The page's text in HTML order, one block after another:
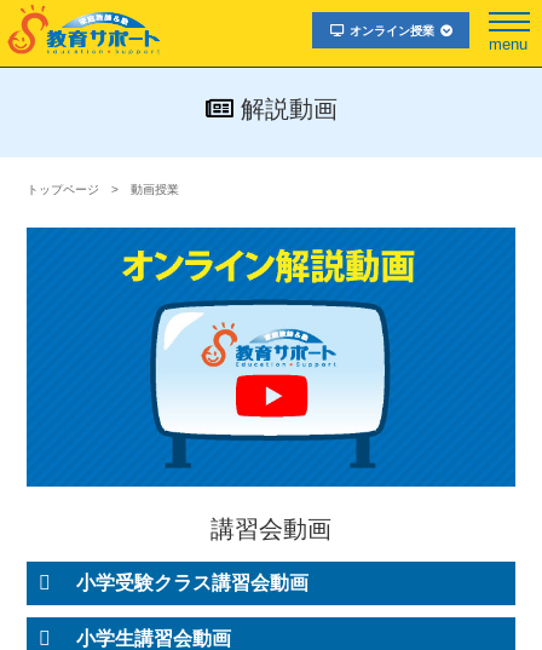
オンライン授業
menu
解説動画
トップページ 動画授業
講習会動画
小学受験クラス講習会動画
小学生講習会動画